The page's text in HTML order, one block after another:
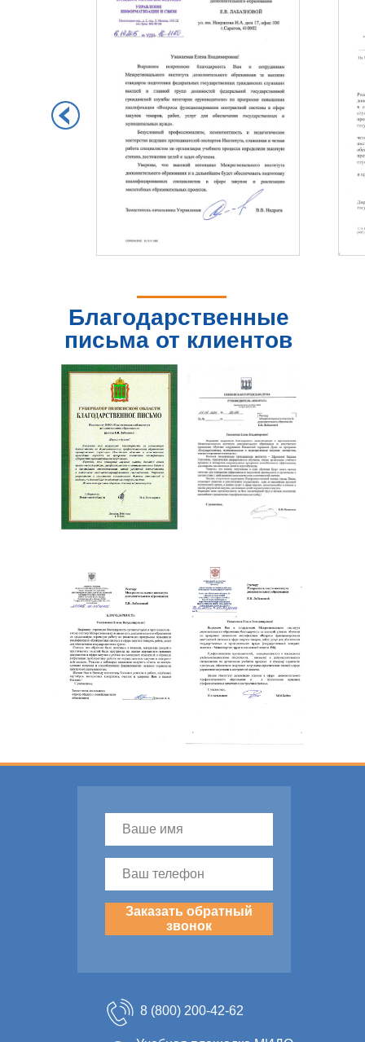
Благодарственные
письма от клиентов
8 (800) 200-42-62
Заказать обратный
звонок